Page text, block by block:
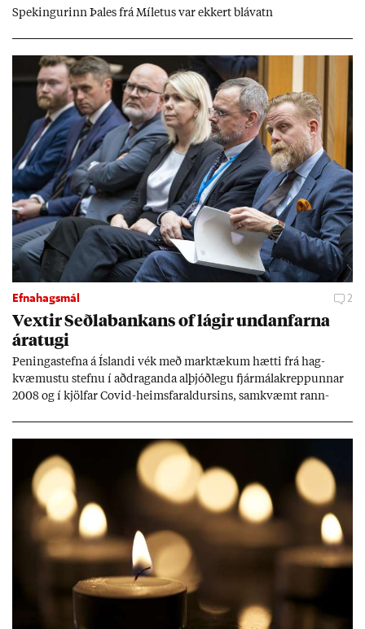
Spek­ing­ur­inn Þa­les frá Míletus var ekk­ert blá­vatn
Efnahagsmál 2
Vext­ir Seðla­bank­ans of lág­ir und­an­farna
ára­tugi
Pen­inga­stefna á Ís­landi vék með mark­tæk­um hætti frá hag­
kvæm­ustu stefnu í að­drag­anda al­þjóð­legu fjár­málakrepp­unn­ar
2008 og í kjöl­far Covid-heims­far­ald­urs­ins, sam­kvæmt rann­